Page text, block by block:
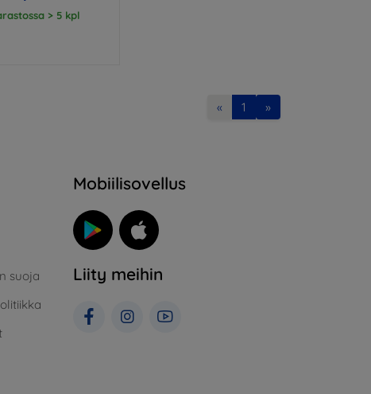
> 5 kpl
« 1 »
suoja
Mobiilisovellus
Liity meihin